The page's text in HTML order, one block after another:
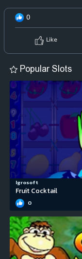
0
Like
Popular Slots
Igrosoft
Fruit Cocktail
0